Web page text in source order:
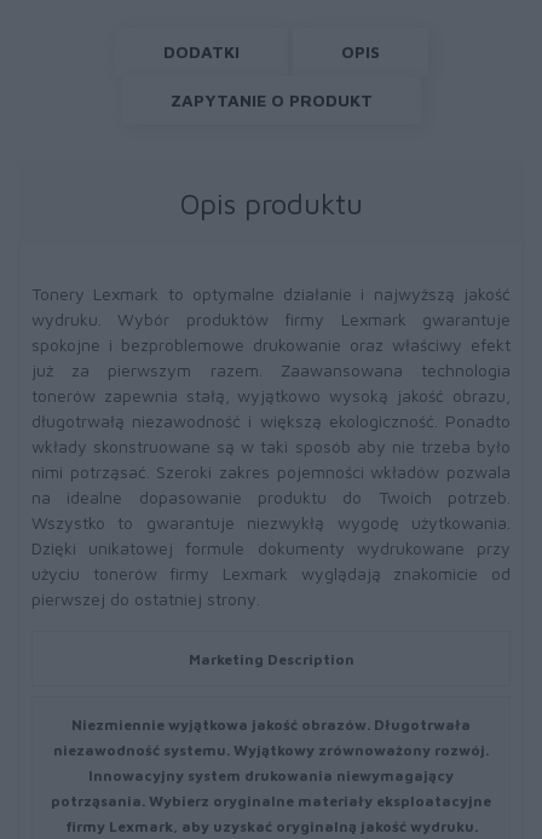
DODATKI OPIS
ZAPYTANIE O PRODUKT
Opis produktu
Tonery Lexmark to optymalne działanie i najwyższą jakość
wydruku. Wybór produktów firmy Lexmark gwarantuje
spokojne i bezproblemowe drukowanie oraz właściwy efekt
już za pierwszym razem. Zaawansowana technologia
tonerów zapewnia stałą, wyjątkowo wysoką jakość obrazu,
długotrwałą niezawodność i większą ekologiczność. Ponadto
wkłady skonstruowane są w taki sposób aby nie trzeba było
nimi potrząsać. Szeroki zakres pojemności wkładów pozwala
na idealne dopasowanie produktu do Twoich potrzeb.
Wszystko to gwarantuje niezwykłą wygodę użytkowania.
Dzięki unikatowej formule dokumenty wydrukowane przy
użyciu tonerów firmy Lexmark wyglądają znakomicie od
pierwszej do ostatniej strony.
Marketing Description
Niezmiennie wyjątkowa jakość obrazów. Długotrwała
niezawodność systemu. Wyjątkowy zrównoważony rozwój.
Innowacyjny system drukowania niewymagający
potrząsania. Wybierz oryginalne materiały eksploatacyjne
firmy Lexmark, aby uzyskać oryginalną jakość wydruku.